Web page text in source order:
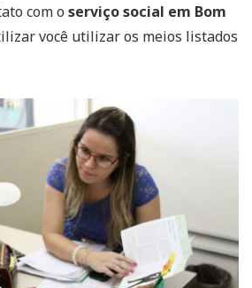
com o serviço social em Bom
você utilizar os meios listados